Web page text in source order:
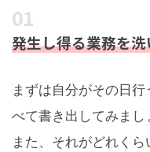
発生し得る業務を
まずは自分がその日
べて書き出してみまし
また、それがどれく